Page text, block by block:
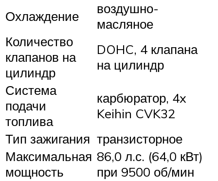
Охлаждение
воздушно-
масляное
Количество
клапанов на
цилиндр
DOHC, 4 клапана
на цилиндр
Система
подачи
топлива
карбюратор, 4x
Keihin CVK32
Тип зажигания транзисторное
Максимальная
мощность
86,0 л.с. (64,0 кВт)
при 9500 об/мин